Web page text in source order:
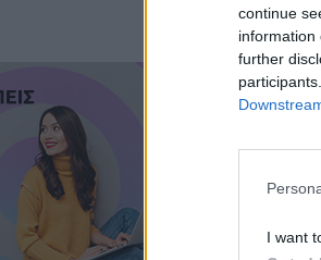
continue
information
further
I want